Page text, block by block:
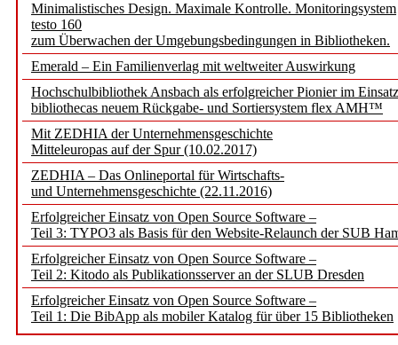
Minimalistisches Design. Maximale Kontrolle. Monitoringsystem
testo 160
zum Überwachen der Umgebungsbedingungen in Bibliotheken.
Emerald – Ein Familienverlag mit weltweiter Auswirkung
Hochschulbibliothek Ansbach als erfolgreicher Pionier im
bibliothecas neuem Rückgabe- und Sortiersystem flex AMH™
Mit ZEDHIA der Unternehmensgeschichte
Mitteleuropas auf der Spur (10.02.2017)
ZEDHIA – Das Onlineportal für Wirtschafts-
und Unternehmensgeschichte (22.11.2016)
Erfolgreicher Einsatz von Open Source Software –
Teil 3: TYPO3 als Basis für den Website-Relaunch der SUB
Erfolgreicher Einsatz von Open Source Software –
Teil 2: Kitodo als Publikationsserver an der SLUB Dresden
Erfolgreicher Einsatz von Open Source Software –
Teil 1: Die BibApp als mobiler Katalog für über 15 Bibliotheken